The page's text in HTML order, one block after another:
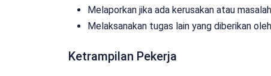
Melaporkan jika ada kerusakan atau
Melaksanakan tugas lain yang diberikan
Ketrampilan Pekerja